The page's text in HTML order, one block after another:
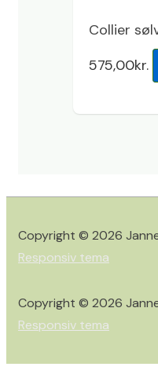
Collier
575,00kr.
Copyright © 2026
Responsiv tema
Copyright © 2026
Responsiv tema